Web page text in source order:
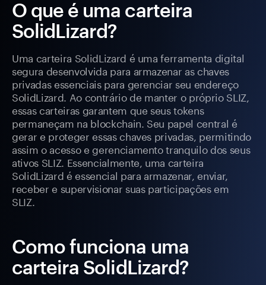
O que é uma carteira
SolidLizard?
Uma carteira SolidLizard é uma ferramenta digital
segura desenvolvida para armazenar as chaves
privadas essenciais para gerenciar seu endereço
SolidLizard. Ao contrário de manter o próprio SLIZ,
essas carteiras garantem que seus tokens
permaneçam na blockchain. Seu papel central é
gerar e proteger essas chaves privadas, permitindo
assim o acesso e gerenciamento tranquilo dos seus
ativos SLIZ. Essencialmente, uma carteira
SolidLizard é essencial para armazenar, enviar,
receber e supervisionar suas participações em
SLIZ.
Como funciona uma
carteira SolidLizard?